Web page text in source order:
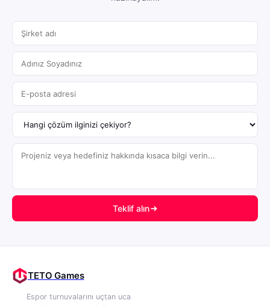
Teklif alın
TETO Games
Espor turnuvalarını uçtan uca